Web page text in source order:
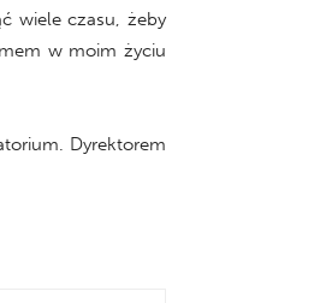
wiele czasu, żeby
w moim życiu
Dyrektorem